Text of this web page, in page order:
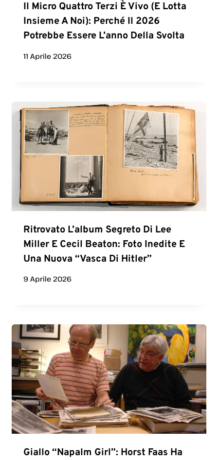
Il Micro Quattro Terzi È Vivo (e Lotta
Insieme A Noi): Perché Il 2026
Potrebbe Essere L’anno Della Svolta
11 Aprile 2026
Ritrovato L’album Segreto Di Lee
Miller E Cecil Beaton: Foto Inedite E
Una Nuova “vasca Di Hitler”
9 Aprile 2026
Giallo “Napalm Girl”: Horst Faas Ha